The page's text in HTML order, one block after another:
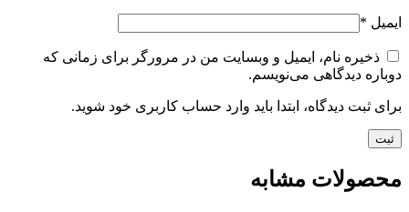
ایمیل *
ذخیره نام، ایمیل و وبسایت من در مرورگر برای زمانی که
دوباره دیدگاهی می‌نویسم.
برای ثبت دیدگاه، ابتدا باید وارد حساب کاربری خود شوید.
محصولات مشابه